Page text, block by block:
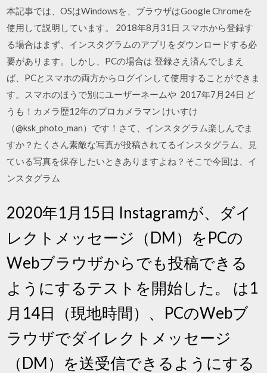
本記事では、OSはWindowsを、ブラウザはGoogle Chromeを
使用して説明しています。 2018年8月31日 スマホから登録す
る場合はまず、インスタグラムのアプリをダウンロードする必
要があります。しかし、PCの場合は 登録さえ済んでしまえ
ば、PCとスマホの両方からログインして使用することができま
す。スマホのほうで別にユーザーネームや 2017年7月24日 ど
うも！カメラ歴12年のプロカメラマン けいすけ
（@ksk_photo_man）です！さて、インスタグラム楽しんでま
すか？たくさん素敵な写真が投稿されてるインスタグラム、見
ている写真を保存したいときありますよね？そこで今回は、イ
ンスタグラム
2020年1月15日 Instagramが、ダイ
レクトメッセージ（DM）をPCの
Webブラウザからでも投稿できる
ようにするテストを開始した。 は1
月14日（現地時間）、PCのWebブ
ラウザでダイレクトメッセージ
（DM）を送受信できるようにする